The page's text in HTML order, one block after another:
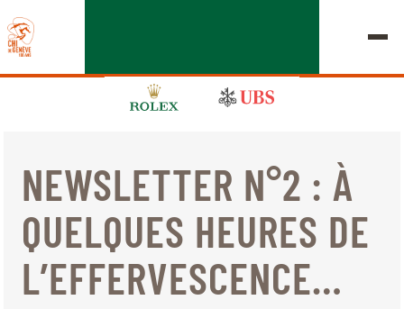
ÉDITION 2026
LE CHIG
MULTIMÉDIA
NEWSLETTER N°2 : À
QUELQUES HEURES DE
L’EFFERVESCENCE…